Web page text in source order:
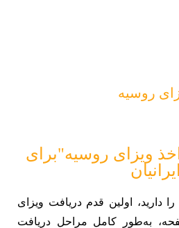
روسیه
ویزای روسیه"برای
ایرانیان
دارید، اولین قدم دریافت ویزای
به‌طور کامل مراحل دریافت